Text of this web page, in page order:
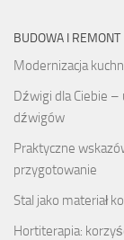
BUDOWA I REMONT
Modernizacja
Dźwigi dla Ciebie –
dźwigów
Praktyczne
przygotowanie
Stal jako materiał
Hortiterapia: